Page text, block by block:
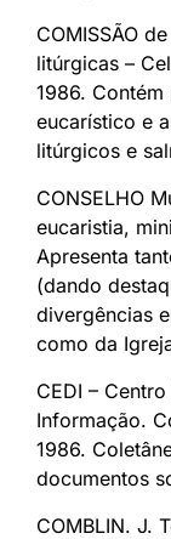
COMISSÃO
litúrgicas –
1986.
eucarístico e
litúrgicos e
CONSELHO
eucaristia,
Apresenta
(dando
divergências
como da
CEDI –
Informação.
1986.
documentos
COMBLIN. J.